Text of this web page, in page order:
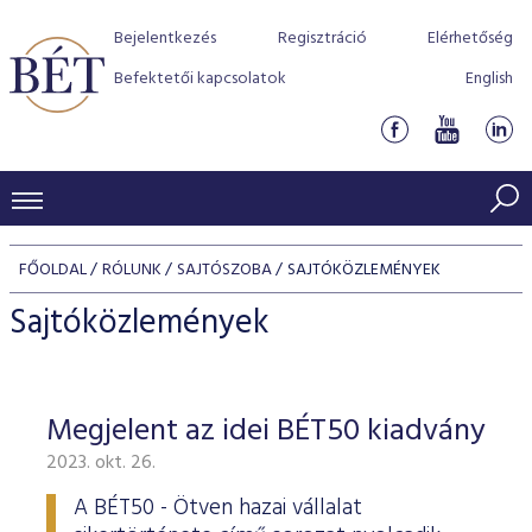
Bejelentkezés Regisztráció
Elérhetőség
Befektetői kapcsolatok
English
KERESKEDÉSI ADATOK
INDEXEK
Jelzáloglevél indexek
Vállalati kötvény indexek
Azonnali Piac
Részvények
Származékos piac
BEFEKTETŐK
Részvény szekció
Hitelpapír szekció
BÉT szabályzatok
Befektetővédelem
Alkalmazott díjstruktúra
Elszámolás
Részvény és vállalati kötvény tőzsdei bevezetését
program
BÉT Xtend - Részvénypiac egyszerűen
TŐZSDETAGOK
Tőzsdetagok, üzletkötők
VENDOROK
FŐOLDAL RÓLUNK SAJTÓSZOBA SAJTÓKÖZLEMÉNYEK
Sajtóközlemények
Megjelent az idei BÉT50 kiadvány
2023. okt. 26.
A BÉT50 - Ötven hazai vállalat